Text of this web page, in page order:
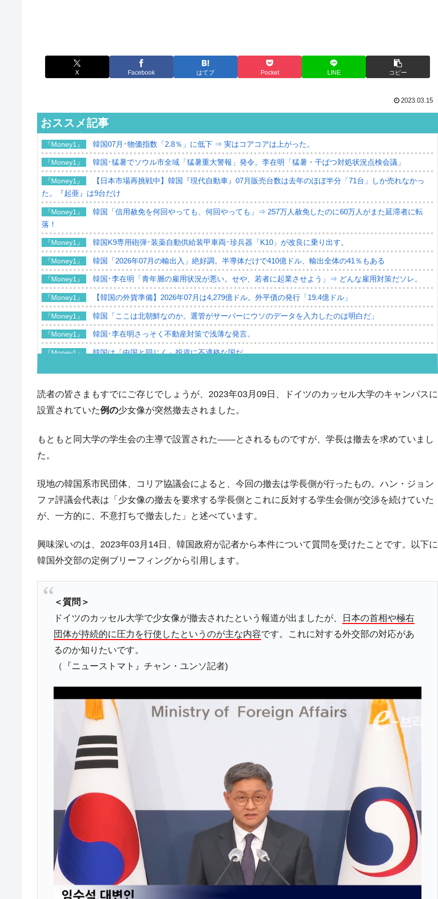
X Facebook はてブ Pocket LINE コピー
2023.03.15
おススメ記事
『Money1』 韓国07月･物価指数「2.8％」に低下 ⇒ 実はコアコアは上がった。
『Money1』 韓国･猛暑でソウル市全域「猛暑重大警報」発令。李在明「猛暑・干ばつ対処状況点検会議」
『Money1』
【日本市場再挑戦中】韓国『現代自動車』07月販売台数は去年のほぼ半分「71台」しか売れなかっ
た。『起亜』は9台だけ
『Money1』
韓国「信用赦免を何回やっても、何回やっても」⇒ 257万人赦免したのに60万人がまた延滞者に転
落！
『Money1』 韓国K9専用砲弾･装薬自動供給装甲車両･珍兵器「K10」が改良に乗り出す。
『Money1』 韓国「2026年07月の輸出入」絶好調。半導体だけで410億ドル、輸出全体の41％もある
『Money1』 韓国･李在明「青年層の雇用状況が悪い。せや、若者に起業させよう」⇒ どんな雇用対策だソレ。
『Money1』 【韓国の外貨準備】2026年07月は4,279億ドル。外平債の発行「19.4億ドル」
『Money1』 韓国「ここは北朝鮮なのか。選管がサーバーにウソのデータを入力したのは明白だ」
『Money1』 韓国･李在明さっそく不動産対策で浅薄な発言。
『Money1』 韓国は「中国と同じく」投資に不適格な国だ。
『Money1』 韓国･外為取引量「1日当たり1,214.4億ドル」まで拡大 ⇒ 海外資金の動きに強く左右される状態
『Money1』 韓国･帰ってきた李在明。李在明を支持しない「50.5％」に上昇
壟断
『Money1』
『Money1』 【米韓激突案件】韓国消費者院が『クーパン』1人当たり賠償10万ウォンを認定 ⇒ 総額3兆7,000億
『Money1』 韓国型イージス搭載の次世代駆逐艦「KDDX」1番艦、2032年竣工と公示
『Money1』 【対日本円】ウォン安が急進！ 日米の協調に韓国がいっちょがみしたのでは。
1.9倍！
『Money1』
在韓米国大使スティールが着韓！⇒ さっそく空港に詰めかけ「出て行け！」「極右勢力」のプラカー
ドを掲げる「在韓反米勢力」
『Money1』 韓国政府「2035年までに18.4GW規模のAIデータセンター整備」⇒ だから無理だってば。
『Money1』 JPモルガン「韓国レバレッジETFの清算はほぼ終わった」
『Money1』 韓国政府「ニセＫ-ブランドを通報しようキャンペーン」⇒ あの名物教授も登場！
韓国「橋が落ちました」⇒ 耐久性「なさすぎ」では。
『Money1』 韓国鉄鋼最大手『POSCO』ズブズブ沈む。営業利益80.2％も減少
『Money1』
米国下院「韓国の公務員個人をターゲットにぶん殴る法案」提出！⇒ クーパン問題は合衆国企業に対
する差別。許してはおかぬ
韓国ボンクラ政策室長･金容範、株価暴落に他人事のような発言。
『Money1』 韓国半導体『SKハイニックス』2026年2Qの業績「史上最高益」当期純利益は前年同期比13.4倍に。
『Money1』 韓国･加徳島新国際空港「またも暗礁」の危機 ⇒ 10.7兆では損が出るからできない。
『Money1』
【速報】韓国株式市場の暴落・本日07月29日(水)もサイドカー・サーキットブレイカーの二段コンボ
発動！
『Money1』 IT産業は人を雇用する効果は低い。全産業の半分未満しか雇用を生まない
Fact1 日本の誇る海洋資源調査船『白嶺』は先進技術の塊！
読者の皆さまもすでにご存じでしょうが、2023年03月09日、ドイツのカッセル大学のキャンパスに
設置されていた例の少女像が突然撤去されました。
もともと同大学の学生会の主導で設置された――とされるものですが、学長は撤去を求めていまし
た。
現地の韓国系市民団体、コリア協議会によると、今回の撤去は学長側が行ったもの。ハン・ジョン
ファ評議会代表は「少女像の撤去を要求する学長側とこれに反対する学生会側が交渉を続けていた
が、一方的に、不意打ちで撤去した」と述べています。
興味深いのは、2023年03月14日、韓国政府が記者から本件について質問を受けたことです。以下に
韓国外交部の定例ブリーフィングから引用します。
＜質問＞
ドイツのカッセル大学で少女像が撤去されたという報道が出ましたが、
日本の首相や極右
団体が持続的に圧力を行使したというのが主な内容です。これに対する外交部の対応があ
るのか知りたいです。
（『ニューストマト』チャン・ユンソ記者)